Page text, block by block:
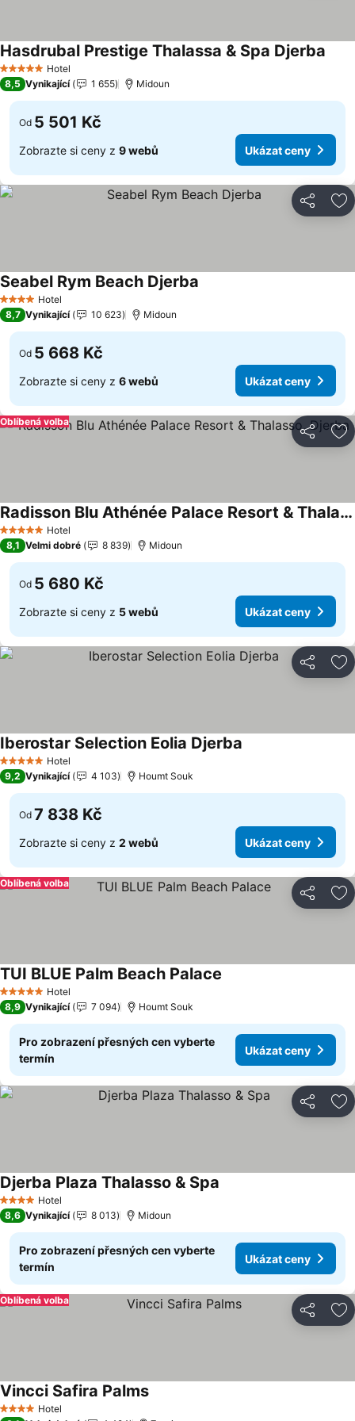
5 Počet hvězdiček
Hotel
Hasdrubal Prestige Thalassa & Spa Djerba
8,5 Vynikající 1 655 Midoun
Od 5 501 Kč
Zobrazte si ceny z 9 webů Ukázat ceny
Sdílet
4 Počet hvězdiček
Hotel
Seabel Rym Beach Djerba
8,7 Vynikající 10 623 Midoun
Od 5 668 Kč
Zobrazte si ceny z 6 webů Ukázat ceny
Sdílet
Oblíbená volba
5 Počet hvězdiček
Hotel
Radisson Blu Athénée Palace Resort & Thalasso, Djerba
Ukázat ceny
8,1 Velmi dobré 8 839 Midoun
Od 5 680 Kč
Zobrazte si ceny z 5 webů Ukázat ceny
Sdílet
5 Počet hvězdiček
Hotel
Iberostar Selection Eolia Djerba
9,2 Vynikající 4 103 Houmt Souk
Od 7 838 Kč
Zobrazte si ceny z 2 webů Ukázat ceny
Sdílet
Oblíbená volba
5 Počet hvězdiček
Hotel
TUI BLUE Palm Beach Palace
8,9 Vynikající 7 094 Houmt Souk
Pro zobrazení přesných cen vyberte
termín
Ukázat ceny
Sdílet
4 Počet hvězdiček
Hotel
Djerba Plaza Thalasso & Spa
8,6 Vynikající 8 013 Midoun
Pro zobrazení přesných cen vyberte
termín
Ukázat ceny
Sdílet
Oblíbená volba
4 Počet hvězdiček
Hotel
Vincci Safira PalmsUkázat ceny